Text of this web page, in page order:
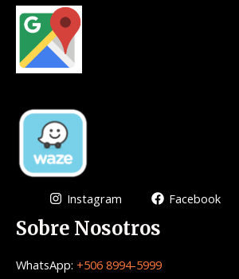
Instagram Facebook
Sobre Nosotros
WhatsApp: +506 8994-5999